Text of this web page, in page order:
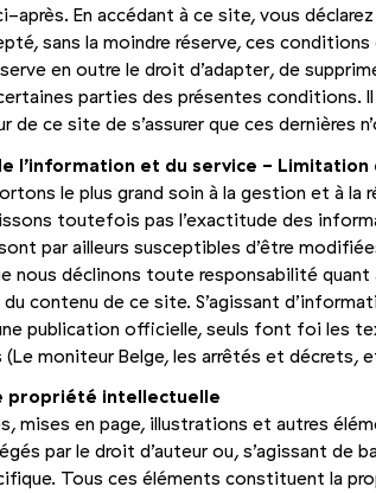
après. En accédant à ce site, vous
sans la moindre réserve, ces conditions
en outre le droit d’adapter, de
parties des présentes condi­tions.
de ce site de s’assurer que ces dernières
l’information et du service - Limitation
le plus grand soin à la gestion et à la
toutefois pas l’exactitude des
par ailleurs susceptibles d’être
nous déclinons toute responsabilité quant
contenu de ce site. S’agissant
publication officielle, seuls font foi les
moniteur Belge, les arrêtés et décrets,
propriété intellectuelle
mises en page, illustrations et autres
par le droit d’auteur ou, s’agissant de
Tous ces éléments constituent la